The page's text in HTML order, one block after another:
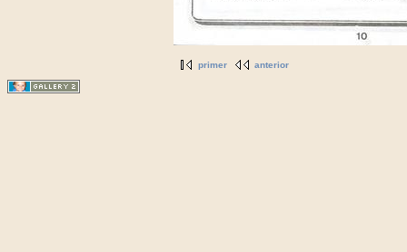
primer anterior